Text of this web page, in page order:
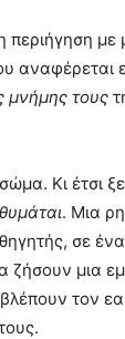
με
αναφέρεται
μνήμης τους
Κι έτσι
. Μια
σε
μια
τον